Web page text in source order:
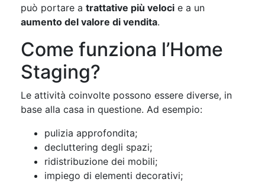
può portare a trattative più veloci e a un
aumento del valore di vendita.
Come funziona l’Home
Staging?
Le attività coinvolte possono essere diverse, in
base alla casa in questione. Ad esempio:
pulizia approfondita;
decluttering degli spazi;
ridistribuzione dei mobili;
impiego di elementi decorativi;